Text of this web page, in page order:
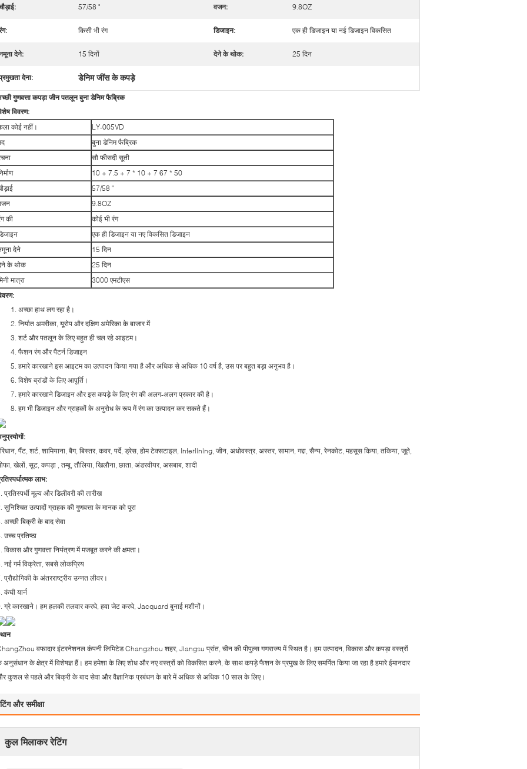
57/58 " वजन: 9.8OZ
किसी भी रंग डिजाइन: एक ही डिजाइन या नई डिजाइन विकसित
देने: 15 दिनों देने के थोक: 25 दिन
देना: डेनिम जींस के कपड़े
गुणवत्ता कपड़ा जीन पतलून बुना डेनिम फैब्रिक
विवरण:
कोई नहीं।
LY-005VD
बुना डेनिम फैब्रिक
सौ फीसदी सूती
10 + 7.5 + 7 * 10 + 7 67 * 50
57/58 "
9.8OZ
की
कोई भी रंग
एक ही डिजाइन या नए विकसित डिजाइन
देने
15 दिन
के थोक
25 दिन
मात्रा
3000 एमटीएस
1. अच्छा हाथ लग रहा है।
2. निर्यात अमरीका, यूरोप और दक्षिण अमेरिका के बाजार में
3. शर्ट और पतलून के लिए बहुत ही चल रहे आइटम।
4. फैशन रंग और पैटर्न डिजाइन
5. हमारे कारखाने इस आइटम का उत्पादन किया गया है और अधिक से अधिक 10 वर्ष है, उस पर बहुत बड़ा अनुभव है।
6. विशेष ब्रांडों के लिए आपूर्ति।
7. हमारे कारखाने डिजाइन और इस कपड़े के लिए रंग की अलग-अलग प्रकार की है।
8. हम भी डिजाइन और ग्राहकों के अनुरोध के रूप में रंग का उत्पादन कर सकते हैं।
पैंट, शर्ट, शामियाना, बैग, बिस्तर, कवर, पर्दे, ड्रेस, होम टेक्सटाइल, Interlining, जीन, अधोवस्त्र, अस्तर, सामान, गद्दा, सैन्य, रेनकोट, महसूस किया, तकिया, जूते,
खेलों, सूट, कपड़ा , तम्बू, तौलिया, खिलौना, छाता, अंडरवीयर, असबाब, शादी
लाभ:
प्रतिस्पर्धी मूल्य और डिलीवरी की तारीख
सुनिश्चित उत्पादों ग्राहक की गुणवत्ता के मानक को पूरा
अच्छी बिक्री के बाद सेवा
उच्च प्रतिष्ठा
विकास और गुणवत्ता नियंत्रण में मजबूत करने की क्षमता।
नई गर्म विक्रेता, सबसे लोकप्रिय
प्रौद्योगिकी के अंतरराष्ट्रीय उन्नत लीवर।
कंघी यार्न
ग्रे कारखाने। हम हलकी तलवार करघे, हवा जेट करघे, Jacquard बुनाई मशीनों।
वफादार इंटरनेशनल कंपनी लिमिटेड Changzhou शहर, Jiangsu प्रांत, चीन की पीपुल्स गणराज्य में स्थित है। हम उत्पादन, विकास और कपड़ा वस्त्रों
अनुसंधान के क्षेत्र में विशेषज्ञ हैं। हम हमेशा के लिए शोध और नए वस्त्रों को विकसित करने, के साथ कपड़े फैशन के प्रमुख के लिए समर्पित किया जा रहा है हमारे ईमानदार
कुशल से पहले और बिक्री के बाद सेवा और वैज्ञानिक प्रबंधन के बारे में अधिक से अधिक 10 साल के लिए।
और समीक्षा
कुल मिलाकर रेटिंग